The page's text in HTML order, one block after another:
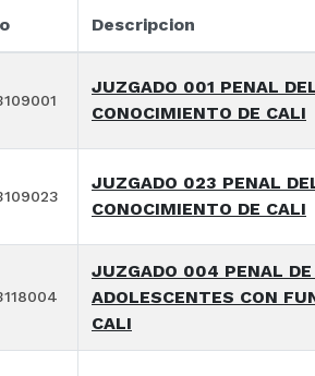
Descripcion
JUZGADO 001 PENAL
CONOCIMIENTO DE CALI
JUZGADO 023 PENAL
CONOCIMIENTO DE CALI
JUZGADO 004 PENAL
ADOLESCENTES CON
CALI